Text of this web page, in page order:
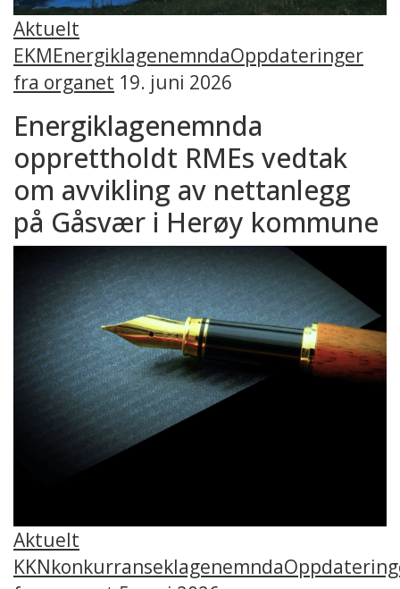
Aktuelt
EKMEnergiklagenemndaOppdateringer
fra organet 19. juni 2026
Energiklagenemnda
opprettholdt RMEs vedtak
om avvikling av nettanlegg
på Gåsvær i Herøy kommune
Aktuelt
KKNkonkurranseklagenemnda